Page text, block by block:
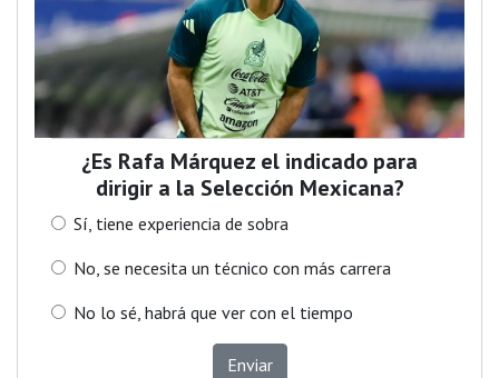
¿Es Rafa Márquez el indicado para
dirigir a la Selección Mexicana?
Sí, tiene experiencia de sobra
No, se necesita un técnico con más carrera
No lo sé, habrá que ver con el tiempo
Enviar